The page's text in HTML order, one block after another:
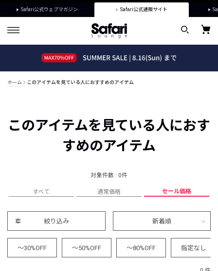
Safari公式ウェブマガジン Safari公式通販サイト
ホーム このアイテムを見ている人におすすめのアイテム
このアイテムを見ている人におす
すめのアイテム
対象件数 : 0件
すべて 通常価格 セール価格
絞り込み 新着順
～30%OFF ～50%OFF ～80%OFF 指定なし